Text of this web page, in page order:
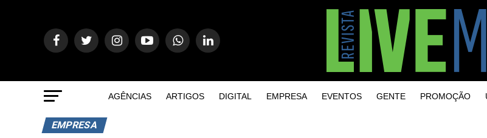
AGÊNCIAS ARTIGOS DIGITAL EMPRESA EVENTOS GENTE PROMOÇÃO
EMPRESA